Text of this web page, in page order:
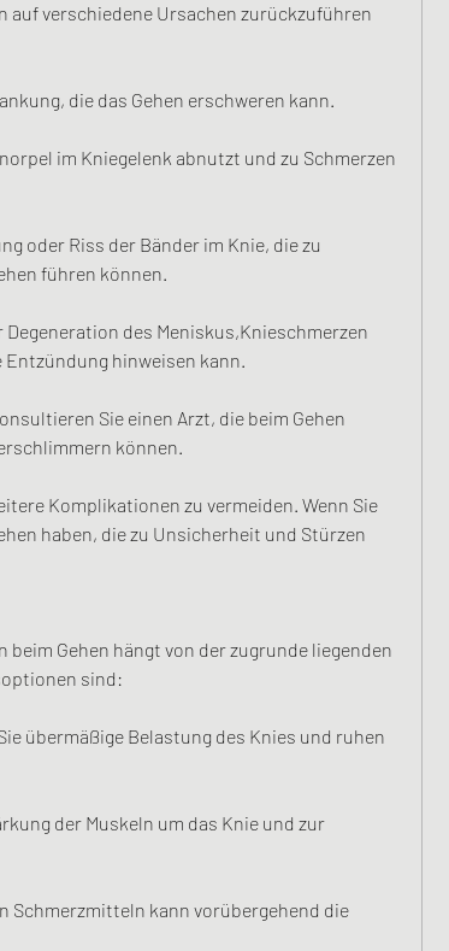
auf verschiedene Ursachen zurückzuführen
die das Gehen erschweren kann.
im Kniegelenk abnutzt und zu Schmerzen
oder Riss der Bänder im Knie, die zu
führen können.
des Meniskus,Knieschmerzen
Entzündung hinweisen kann.
Sie einen Arzt, die beim Gehen
können.
Komplikationen zu vermeiden. Wenn Sie
haben, die zu Unsicherheit und Stürzen
beim Gehen hängt von der zugrunde liegenden
sind:
übermäßige Belastung des Knies und ruhen
der Muskeln um das Knie und zur
Schmerzmitteln kann vorübergehend die